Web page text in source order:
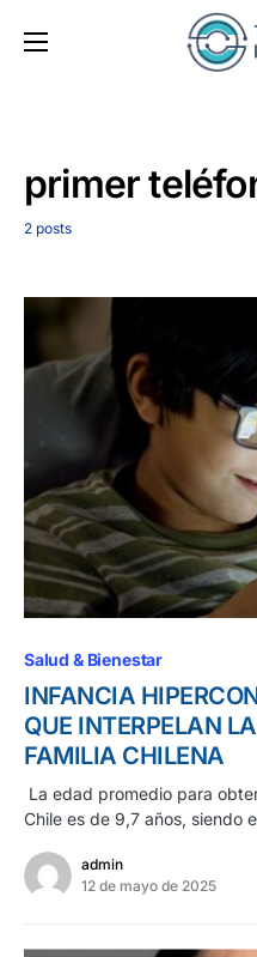
primer
2 posts
Salud & Bienestar
INFANCIA
QUE INTERPELAN
FAMILIA CHILENA
La edad promedio para
Chile es de 9,7 años, siendo
admin
12 de mayo de 2025